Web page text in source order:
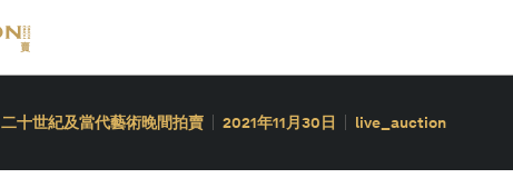
二十世紀及當代藝術晚間拍賣 2021年11月30日 live_auction